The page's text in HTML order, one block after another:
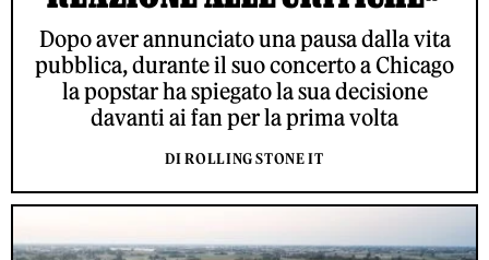
Dopo aver annunciato una pausa dalla vita
pubblica, durante il suo concerto a Chicago
la popstar ha spiegato la sua decisione
davanti ai fan per la prima volta
DI ROLLING STONE IT